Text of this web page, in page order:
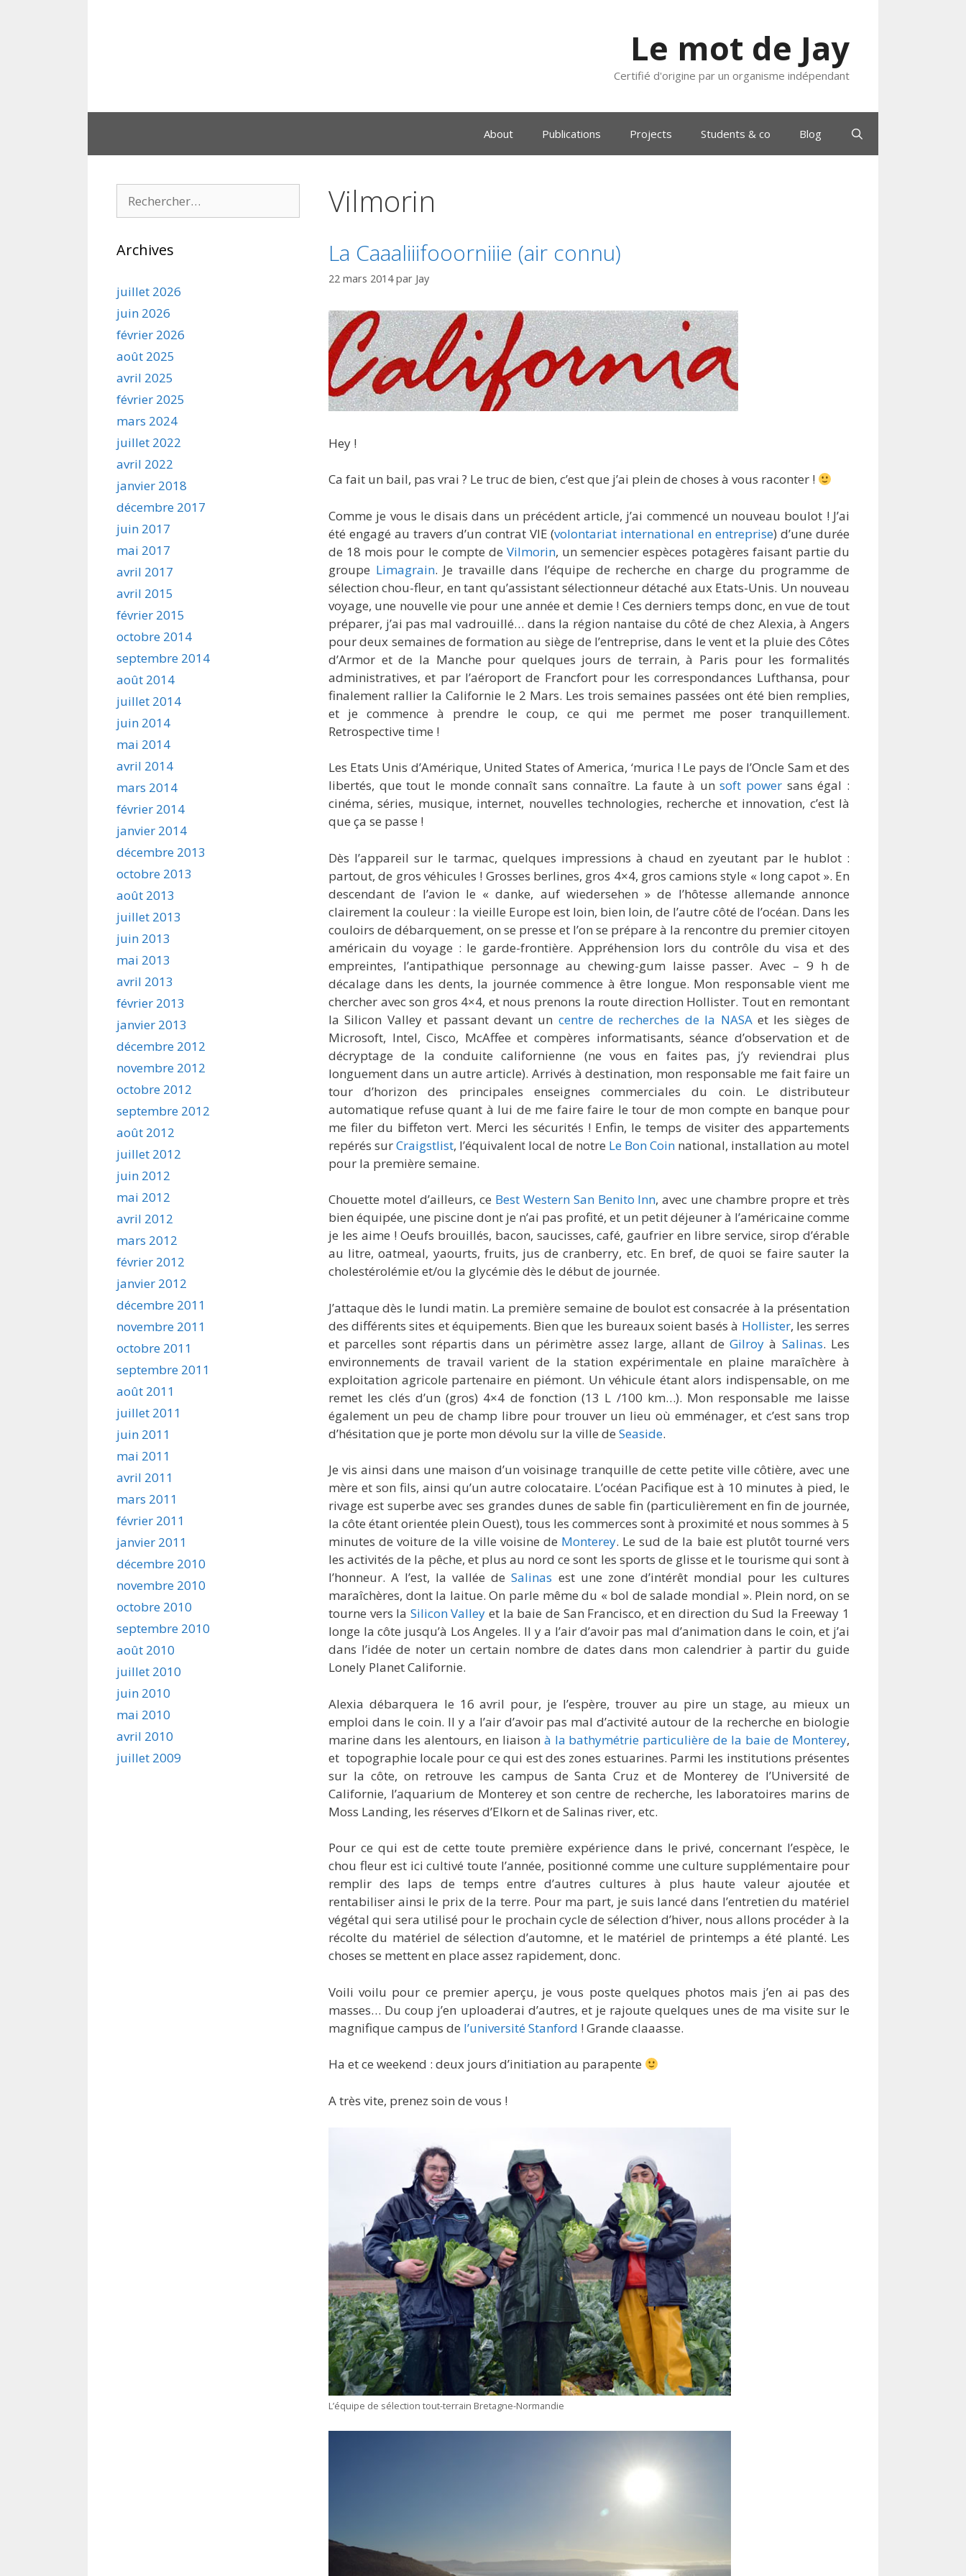
Le mot de Jay
Certifié d'origine par un organisme indépendant
About Publications Projects Students & co Blog
Vilmorin
La Caaaliiifooorniiie (air connu)
22 mars 2014 par Jay
Hey !
Ca fait un bail, pas vrai ? Le truc de bien, c’est que j’ai plein de choses à vous raconter !
Comme je vous le disais dans un précédent article, j’ai commencé un nouveau boulot ! J’ai
été engagé au travers d’un contrat VIE (volontariat international en entreprise) d’une durée
de 18 mois pour le compte de Vilmorin, un semencier espèces potagères faisant partie du
groupe Limagrain. Je travaille dans l’équipe de recherche en charge du programme de
sélection chou-fleur, en tant qu’assistant sélectionneur détaché aux Etats-Unis. Un nouveau
voyage, une nouvelle vie pour une année et demie ! Ces derniers temps donc, en vue de tout
préparer, j’ai pas mal vadrouillé… dans la région nantaise du côté de chez Alexia, à Angers
pour deux semaines de formation au siège de l’entreprise, dans le vent et la pluie des Côtes
d’Armor et de la Manche pour quelques jours de terrain, à Paris pour les formalités
administratives, et par l’aéroport de Francfort pour les correspondances Lufthansa, pour
finalement rallier la Californie le 2 Mars. Les trois semaines passées ont été bien remplies,
et je commence à prendre le coup, ce qui me permet me poser tranquillement.
Retrospective time !
Les Etats Unis d’Amérique, United States of America, ‘murica ! Le pays de l’Oncle Sam et des
libertés, que tout le monde connaît sans connaître. La faute à unsoft powersans égal :
cinéma, séries, musique, internet, nouvelles technologies, recherche et innovation, c’est là
que ça se passe !
Dès l’appareil sur le tarmac, quelques impressions à chaud en zyeutant par le hublot :
partout, de gros véhicules ! Grosses berlines, gros 4×4, gros camions style « long capot ». En
descendant de l’avion le « danke, auf wiedersehen » de l’hôtesse allemande annonce
clairement la couleur : la vieille Europe est loin, bien loin, de l’autre côté de l’océan. Dans les
couloirs de débarquement, on se presse et l’on se prépare à la rencontre du premier citoyen
américain du voyage : le garde-frontière. Appréhension lors du contrôle du visa et des
empreintes, l’antipathique personnage au chewing-gum laisse passer. Avec – 9 h de
décalage dans les dents, la journée commence à être longue. Mon responsable vient me
chercher avec son gros 4×4, et nous prenons la route direction Hollister. Tout en remontant
la Silicon Valley et passant devant un centre de recherches de la NASAet les sièges de
Microsoft, Intel, Cisco, McAffee et compères informatisants, séance d’observation et de
décryptage de la conduite californienne (ne vous en faites pas, j’y reviendrai plus
longuement dans un autre article). Arrivés à destination, mon responsable me fait faire un
tour d’horizon des principales enseignes commerciales du coin. Le distributeur
automatique refuse quant à lui de me faire faire le tour de mon compte en banque pour
me filer du biffeton vert. Merci les sécurités ! Enfin, le temps de visiter des appartements
repérés surCraigstlist, l’équivalent local de notre Le Bon Coin national, installation au motel
pour la première semaine.
Chouette motel d’ailleurs, ce Best Western San Benito Inn, avec une chambre propre et très
bien équipée, une piscine dont je n’ai pas profité, et un petit déjeuner à l’américaine comme
je les aime ! Oeufs brouillés, bacon, saucisses, café, gaufrier en libre service, sirop d’érable
au litre, oatmeal, yaourts, fruits, jus de cranberry, etc. En bref, de quoi se faire sauter la
cholestérolémie et/ou la glycémie dès le début de journée.
J’attaque dès le lundi matin. La première semaine de boulot est consacrée à la présentation
des différents sites et équipements. Bien que les bureaux soient basés à Hollister, les serres
et parcelles sont répartis dans un périmètre assez large, allant de Gilroyà Salinas. Les
environnements de travail varient de la station expérimentale en plaine maraîchère à
exploitation agricole partenaire en piémont. Un véhicule étant alors indispensable, on me
remet les clés d’un (gros) 4×4 de fonction (13 L /100 km…). Mon responsable me laisse
également un peu de champ libre pour trouver un lieu où emménager, et c’est sans trop
d’hésitation que je porte mon dévolu sur la ville de Seaside.
Je vis ainsi dans une maison d’un voisinage tranquille de cette petite ville côtière, avec une
mère et son fils, ainsi qu’un autre colocataire. L’océan Pacifique est à 10 minutes à pied, le
rivage est superbe avec ses grandes dunes de sable fin (particulièrement en fin de journée,
la côte étant orientée plein Ouest), tous les commerces sont à proximité et nous sommes à 5
minutes de voiture de la ville voisine de Monterey. Le sud de la baie est plutôt tourné vers
les activités de la pêche, et plus au nord ce sont les sports de glisse et le tourisme qui sont à
l’honneur. A l’est, la vallée deSalinas est une zone d’intérêt mondial pour les cultures
maraîchères, dont la laitue. On parle même du « bol de salade mondial ». Plein nord, on se
tourne vers la Silicon Valley et la baie de San Francisco, et en direction du Sud la Freeway 1
longe la côte jusqu’à Los Angeles. Il y a l’air d’avoir pas mal d’animation dans le coin, et j’ai
dans l’idée de noter un certain nombre de dates dans mon calendrier à partir du guide
Lonely Planet Californie.
Alexia débarquera le 16 avril pour, je l’espère, trouver au pire un stage, au mieux un
emploi dans le coin. Il y a l’air d’avoir pas mal d’activité autour de la recherche en biologie
marine dans les alentours, en liaison à la bathymétrie particulière de la baie de Monterey,
et topographie locale pour ce qui est des zones estuarines. Parmi les institutions présentes
sur la côte, on retrouve les campus de Santa Cruz et de Monterey de l’Université de
Californie, l’aquarium de Monterey et son centre de recherche, les laboratoires marins de
Moss Landing, les réserves d’Elkorn et de Salinas river, etc.
Pour ce qui est de cette toute première expérience dans le privé, concernant l’espèce, le
chou fleur est ici cultivé toute l’année, positionné comme une culture supplémentaire pour
remplir des laps de temps entre d’autres cultures à plus haute valeur ajoutée et
rentabiliser ainsi le prix de la terre. Pour ma part, je suis lancé dans l’entretien du matériel
végétal qui sera utilisé pour le prochain cycle de sélection d’hiver, nous allons procéder à la
récolte du matériel de sélection d’automne, et le matériel de printemps a été planté. Les
choses se mettent en place assez rapidement, donc.
Voili voilu pour ce premier aperçu, je vous poste quelques photos mais j’en ai pas des
masses… Du coup j’en uploaderai d’autres, et je rajoute quelques unes de ma visite sur le
magnifique campus de l’université Stanford ! Grande claaasse.
Ha et ce weekend : deux jours d’initiation au parapente
A très vite, prenez soin de vous !
L’équipe de sélection tout-terrain Bretagne-Normandie
Archives
juillet 2026
juin 2026
février 2026
août 2025
avril 2025
février 2025
mars 2024
juillet 2022
avril 2022
janvier 2018
décembre 2017
juin 2017
mai 2017
avril 2017
avril 2015
février 2015
octobre 2014
septembre 2014
août 2014
juillet 2014
juin 2014
mai 2014
avril 2014
mars 2014
février 2014
janvier 2014
décembre 2013
octobre 2013
août 2013
juillet 2013
juin 2013
mai 2013
avril 2013
février 2013
janvier 2013
décembre 2012
novembre 2012
octobre 2012
septembre 2012
août 2012
juillet 2012
juin 2012
mai 2012
avril 2012
mars 2012
février 2012
janvier 2012
décembre 2011
novembre 2011
octobre 2011
septembre 2011
août 2011
juillet 2011
juin 2011
mai 2011
avril 2011
mars 2011
février 2011
janvier 2011
décembre 2010
novembre 2010
octobre 2010
septembre 2010
août 2010
juillet 2010
juin 2010
mai 2010
avril 2010
juillet 2009